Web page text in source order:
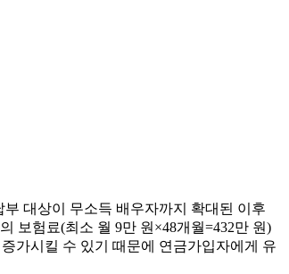
대상이 무소득 배우자까지 확대된 이후
보험료(최소 월 9만 원×48개월=432만 원)
가시킬 수 있기 때문에 연금가입자에게 유